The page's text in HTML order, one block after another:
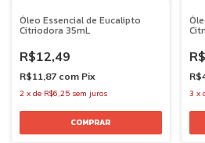
Óleo Essencial de Eucalipto
Citriodora 35mL
R$12,49
R$11,87 com Pix
2 x de R$6,25 sem juros 3 x